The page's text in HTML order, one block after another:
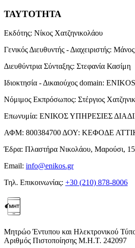
ΤΑΥΤΟΤΗΤΑ
Εκδότης: Νίκος Χατζηνικολάου
Γενικός Διευθυντής - Διαχειριστής:
Διευθύντρια Σύνταξης: Στεφανία Κασίμη
Ιδιοκτησία - Δικαιούχος domain:
Νόμιμος Εκπρόσωπος: Στέργιος
Επωνυμία: ΕΝΙΚΟΣ ΥΠΗΡΕΣΙΕΣ
ΑΦΜ: 800384700 ΔΟΥ: ΚΕΦΟΔΕ
Έδρα: Πλαστήρα Νικολάου, Μαρούσι,
Email: info@enikos.gr
Τηλ. Επικοινωνίας: +30 (210) 878-8006
Μητρώο Έντυπου και Ηλεκτρονικού
Αριθμός Πιστοποίησης Μ.Η.Τ. 242097